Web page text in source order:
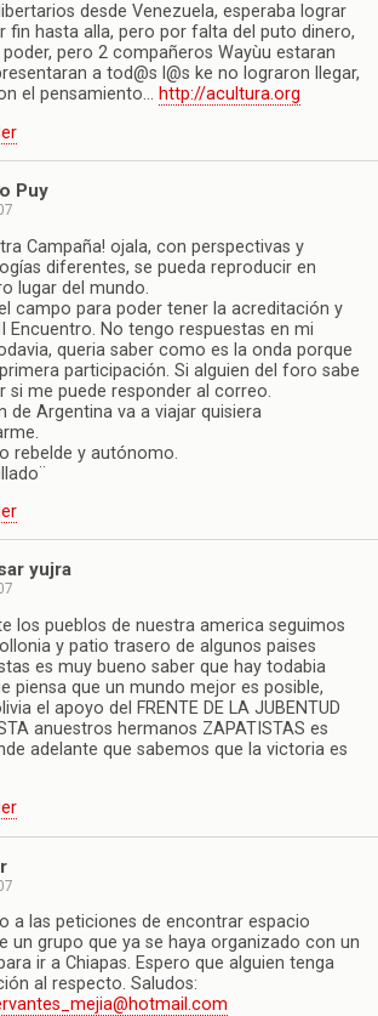
desde Venezuela, esperaba lograr
fin hasta alla, pero por falta del puto dinero,
pero 2 compañeros Wayùu estaran
a tod@s l@s ke no lograron llegar,
el pensamiento… http://acultura.org
Puy
Campaña! ojala, con perspectivas y
diferentes, se pueda reproducir en
lugar del mundo.
campo para poder tener la acreditación y
Encuentro. No tengo respuestas en mi
queria saber como es la onda porque
participación. Si alguien del foro sabe
si me puede responder al correo.
de Argentina va a viajar quisiera
rebelde y autónomo.
yujra
los pueblos de nuestra america seguimos
y patio trasero de algunos paises
es muy bueno saber que hay todabia
piensa que un mundo mejor es posible,
el apoyo del FRENTE DE LA JUBENTUD
anuestros hermanos ZAPATISTAS es
adelante que sabemos que la victoria es
a las peticiones de encontrar espacio
un grupo que ya se haya organizado con un
ir a Chiapas. Espero que alguien tenga
al respecto. Saludos: